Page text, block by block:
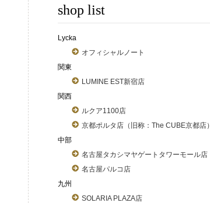
shop list
Lycka
オフィシャルノート
関東
LUMINE EST新宿店
関西
ルクア1100店
京都ポルタ店（旧称：The CUBE京都店）
中部
名古屋タカシマヤゲートタワーモール店
名古屋パルコ店
九州
SOLARIA PLAZA店